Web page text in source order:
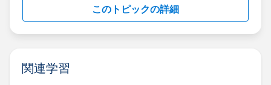
このトピックの詳細
関連学習